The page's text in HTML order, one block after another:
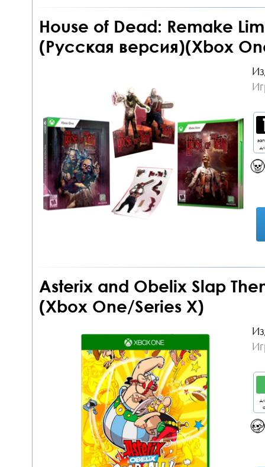
House of Dead: Remake
(Русская версия)(Xbox
Asterix and Obelix Slap
(Xbox One/Series X)